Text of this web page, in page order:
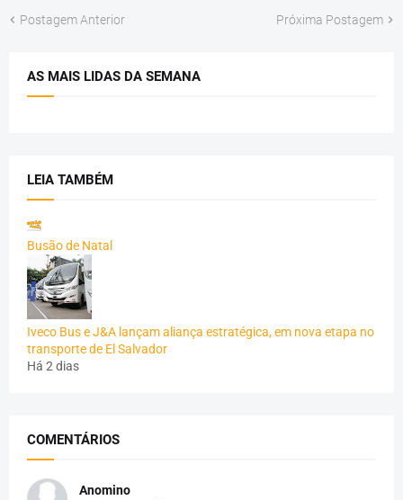
Postagem Anterior Próxima Postagem
AS MAIS LIDAS DA SEMANA
LEIA TAMBÉM
Busão de Natal
Iveco Bus e J&A lançam aliança estratégica, em nova etapa no
transporte de El Salvador
Há 2 dias
COMENTÁRIOS
Anomino